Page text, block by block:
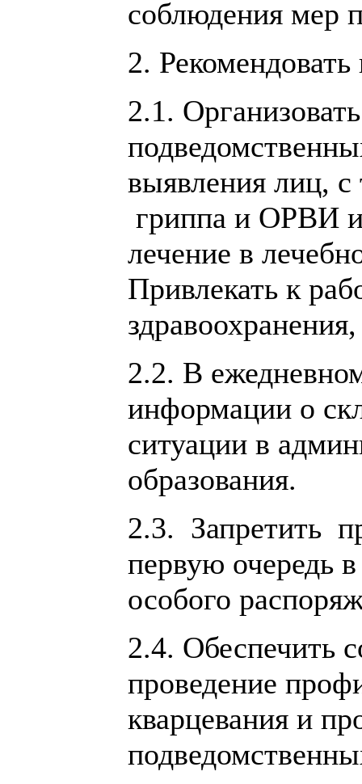
соблюдения мер
2.
2.1.
выявления лиц,
гриппа и ОРВИ и
лечение в
Привлекать к
2.2. В
информации о
ситуации в
образования.
2.3. Запретить
первую очередь
особого
2.4. Обеспечить
проведение
кварцевания и